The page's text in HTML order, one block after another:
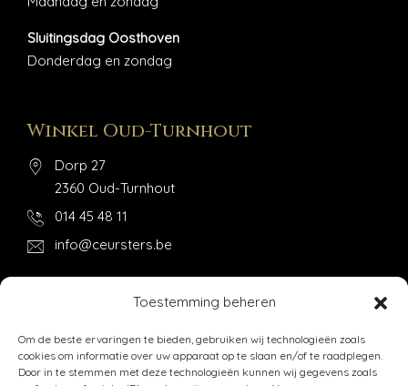
Toestemming beheren
Om de beste ervaringen te bieden, gebruiken wij technologieën zoals
cookies om informatie over uw apparaat op te slaan en/of te raadplegen.
Door in te stemmen met deze technologieën kunnen wij gegevens zoals
Sluitingsdag Oosthoven
Donderdag en zondag
Winkel Oud-Turnhout
Dorp 27
2360 Oud-Turnhout
014 45 48 11
info@ceursters.be
Steenweg op Ravels 85
2360 Oud-Turnhout